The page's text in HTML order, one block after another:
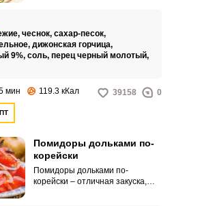
ароматом.
чеснок, сахар-песок,
дижонская горчица,
9%, соль, перец черный молотый,
мин 119.3 кКал 39158 0
Помидоры дольками по-
корейски
Помидоры дольками по-
корейски – отличная закуска,